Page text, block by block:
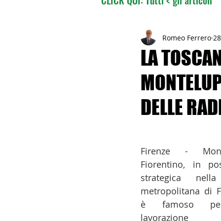
02 - TURISMO DELLE
04 - ITALIANI
06 - ITALIANI
08 - ITALIANI IN OCEANIA
11 - ITALIANI ALL'ESTERO
LA
DELLE
Romeo Ferrero
Firenze -
Fiorentino, in
strategica
metropolitana di
è famoso
lavorazione